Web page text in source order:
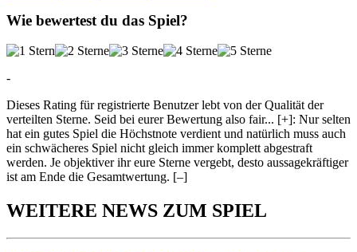
Wie bewertest du das Spiel?
-
Dieses Rating für registrierte Benutzer lebt von der Qualität der
verteilten Sterne. Seid bei eurer Bewertung also fair... [+]: Nur selten
hat ein gutes Spiel die Höchstnote verdient und natürlich muss auch
ein schwächeres Spiel nicht gleich immer komplett abgestraft
werden. Je objektiver ihr eure Sterne vergebt, desto aussagekräftiger
ist am Ende die Gesamtwertung. [–]
WEITERE NEWS ZUM SPIEL